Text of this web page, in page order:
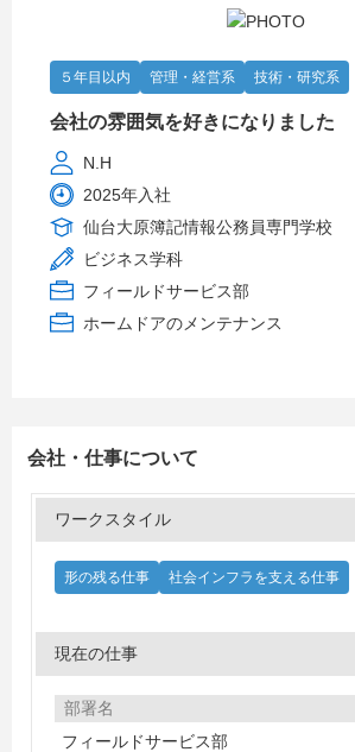
５年目以内 管理・経営系 技術・研究系
会社の雰囲気を好きになりました
N.H
2025年入社
仙台大原簿記情報公務員専門学校
ビジネス学科
フィールドサービス部
ホームドアのメンテナンス
会社・仕事について
ワークスタイル
形の残る仕事 社会インフラを支える仕事
現在の仕事
部署名
フィールドサービス部